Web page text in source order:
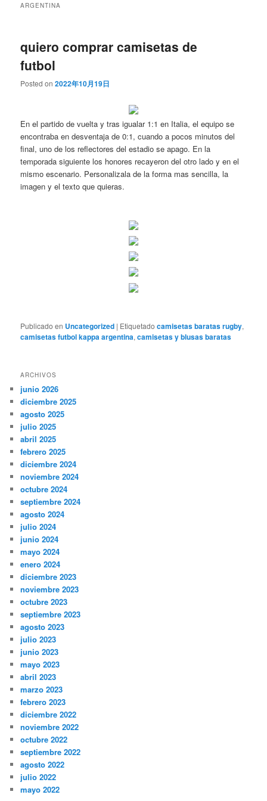
ARGENTINA
quiero comprar camisetas de
futbol
Posted on2022年10月19日
En el partido de vuelta y tras igualar 1:1 en Italia, el equipo se
encontraba en desventaja de 0:1, cuando a pocos minutos del
final, uno de los reflectores del estadio se apago. En la
temporada siguiente los honores recayeron del otro lado y en el
mismo escenario. Personalizala de la forma mas sencilla, la
imagen y el texto que quieras.
Publicado en Uncategorized | Etiquetado camisetas baratas rugby,
camisetas futbol kappa argentina,camisetas y blusas baratas
ARCHIVOS
junio 2026
diciembre 2025
agosto 2025
julio 2025
abril 2025
febrero 2025
diciembre 2024
noviembre 2024
octubre 2024
septiembre 2024
agosto 2024
julio 2024
junio 2024
mayo 2024
enero 2024
diciembre 2023
noviembre 2023
octubre 2023
septiembre 2023
agosto 2023
julio 2023
junio 2023
mayo 2023
abril 2023
marzo 2023
febrero 2023
diciembre 2022
noviembre 2022
octubre 2022
septiembre 2022
agosto 2022
julio 2022
mayo 2022